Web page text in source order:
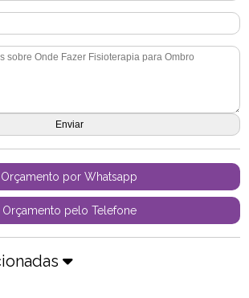
Orçamento por Whatsapp
Orçamento pelo Telefone